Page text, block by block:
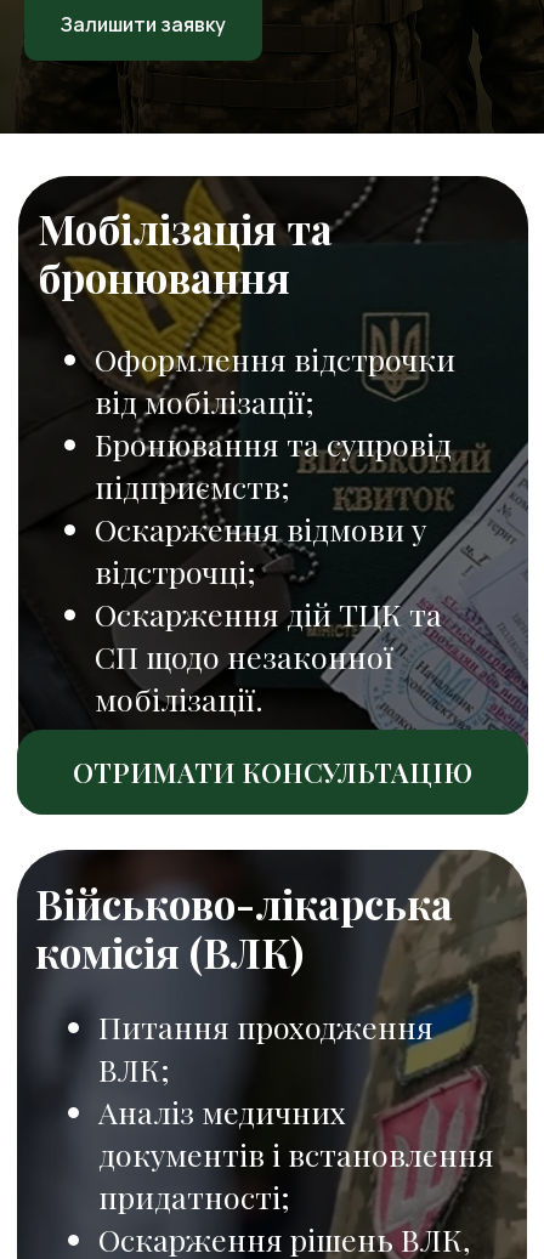
Залишити заявку
Оформлення відстрочки
від мобілізації;
Бронювання та супровід
підприємств;
відстрочці;
Оскарження дій ТЦК та
СП щодо незаконної
мобілізації.
ОТРИМАТИ КОНСУЛЬТАЦІЮ
Військово-лікарська
комісія (ВЛК)
Питання проходження
ВЛК;
Аналіз медичних
документів і встановлення
придатності;
Оскарження рішень ВЛК,
виправлення постанов;
Супровід на оглядах,
лікуванні, направленнях.
ОТРИМАТИ КОНСУЛЬТАЦІЮ
Робота з документами
та сімейна підтримка
Допомога у витребуванні
та оформленні
документів;
Оформлення виплат для
родин;
Супровід у спорах із
військовими частинами
та іншими установами